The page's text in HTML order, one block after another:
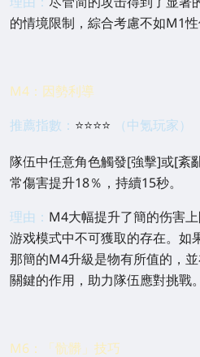
理由： 尽管简的攻击得到了显著
的情境限制，綜合考慮不如M1性
M4：因勢利導
推薦指數： ⭐⭐⭐⭐ （中氪玩家）
隊伍中任意角色觸發[強擊]或[紊
常傷害提升18％，持續15秒。
理由： M4大幅提升了簡的伤害
游戏模式中不可獲取的存在。如
那簡的M4升級是物有所值的，
關鍵的作用，助力隊伍應對挑戰。
M6：「骯髒」技巧